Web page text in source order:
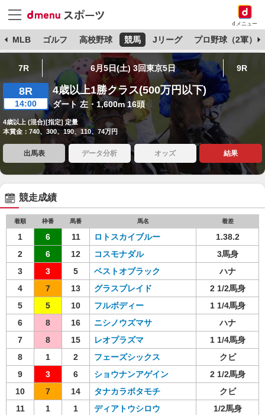
dメニュー
MLB ゴルフ 高校野球 競馬 Jリーグ プロ野球（2軍）
7R 6月5日(土) 3回東京5日 9R
8R
14:00
4歳以上1勝クラス(500万円以下)
ダート 左・1,600m 16頭
4歳以上 (混合)[指定] 定量
本賞金：740、300、190、110、74万円
出馬表 データ分析 オッズ 結果
競走成績
着順 枠番 馬番 馬名 着差
1 6 11 ロトスカイブルー
1.38.2
2
6 12 コスモナダル
3馬身
3
3 5 ベストオブラック
ハナ
4
7 13 グラスブレイド
2 1/2馬身
5
5 10 フルボディー
1 1/4馬身
6
8 16 ニシノウズマサ
ハナ
7
8 15 レオプラズマ
1 1/4馬身
8
1 2 フェーズシックス
クビ
9
3 6 ショウナンアゲイン
2 1/2馬身
10
7 14 タナカラボタモチ
クビ
11
1 1 ディアトウシロウ
1/2馬身